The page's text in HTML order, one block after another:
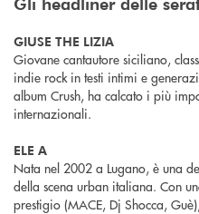
GIUSE THE LIZIA
Giovane cantautore siciliano,
indie rock in testi intimi e
album Crush, ha calcato i più
internazionali.
ELE A
Nata nel 2002 a Lugano, è una
della scena urban italiana. Con
prestigio (MACE, Dj Shocca,